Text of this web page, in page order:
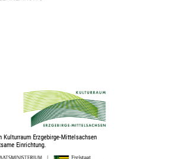
Kulturraum Erzgebirge-Mittelsachsen
Einrichtung.